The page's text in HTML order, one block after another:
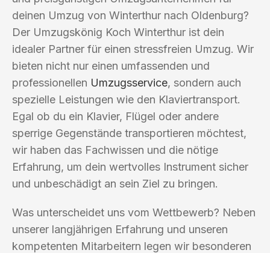
deinen Umzug von Winterthur nach Oldenburg?
Der Umzugskönig Koch Winterthur ist dein
idealer Partner für einen stressfreien Umzug. Wir
bieten nicht nur einen umfassenden und
professionellen Umzugsservice, sondern auch
spezielle Leistungen wie den Klaviertransport.
Egal ob du ein Klavier, Flügel oder andere
sperrige Gegenstände transportieren möchtest,
wir haben das Fachwissen und die nötige
Erfahrung, um dein wertvolles Instrument sicher
und unbeschädigt an sein Ziel zu bringen.
Was unterscheidet uns vom Wettbewerb? Neben
unserer langjährigen Erfahrung und unseren
kompetenten Mitarbeitern legen wir besonderen